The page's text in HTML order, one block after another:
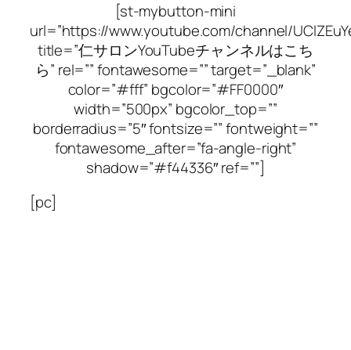
[st-mybutton-mini
url=”https://www.youtube.com/channel/
title=”仁サロンYouTubeチャンネルはこち
ら” rel=”” fontawesome=”” target=”_blank”
color=”#fff” bgcolor=”#FF0000″
width=”500px” bgcolor_top=””
borderradius=”5″ fontsize=”” fontweight=””
fontawesome_after=”fa-angle-right”
shadow=”#f44336″ ref=””]
[pc]